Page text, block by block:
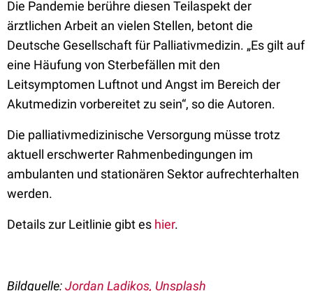
Die Pandemie berühre diesen Teilaspekt der
ärztlichen Arbeit an vielen Stellen, betont die
Deutsche Gesellschaft für Palliativmedizin. „Es gilt auf
eine Häufung von Sterbefällen mit den
Leitsymptomen Luftnot und Angst im Bereich der
Akutmedizin vorbereitet zu sein“, so die Autoren.
Die palliativmedizinische Versorgung müsse trotz
aktuell erschwerter Rahmenbedingungen im
ambulanten und stationären Sektor aufrechterhalten
werden.
Details zur Leitlinie gibt es hier.
Bildquelle:Jordan Ladikos, Unsplash